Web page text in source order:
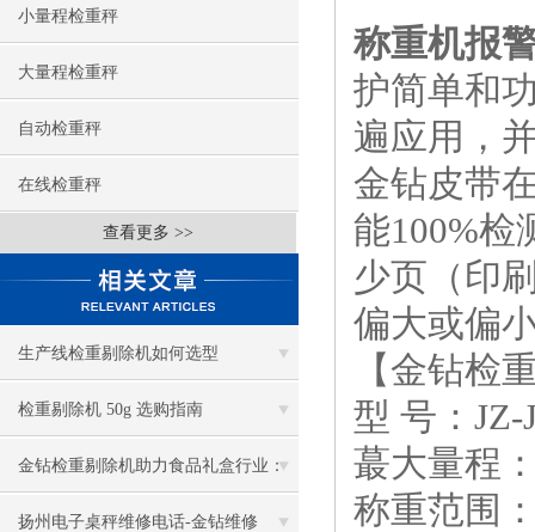
小量程检重秤
大量程检重秤
自动检重秤
在线检重秤
查看更多 >>
生产线检重剔除机如何选型
检重剔除机 50g 选购指南
金钻检重剔除机助力食品礼盒行业：
杜绝缺件投诉，降低运营损耗
扬州电子桌秤维修电话-金钻维修
称重机报
护简单和
遍应用，
金钻皮带
能100%检
少页（印
偏大或偏
【金钻检
型 号：JZ-
蕞大量程
称重范围